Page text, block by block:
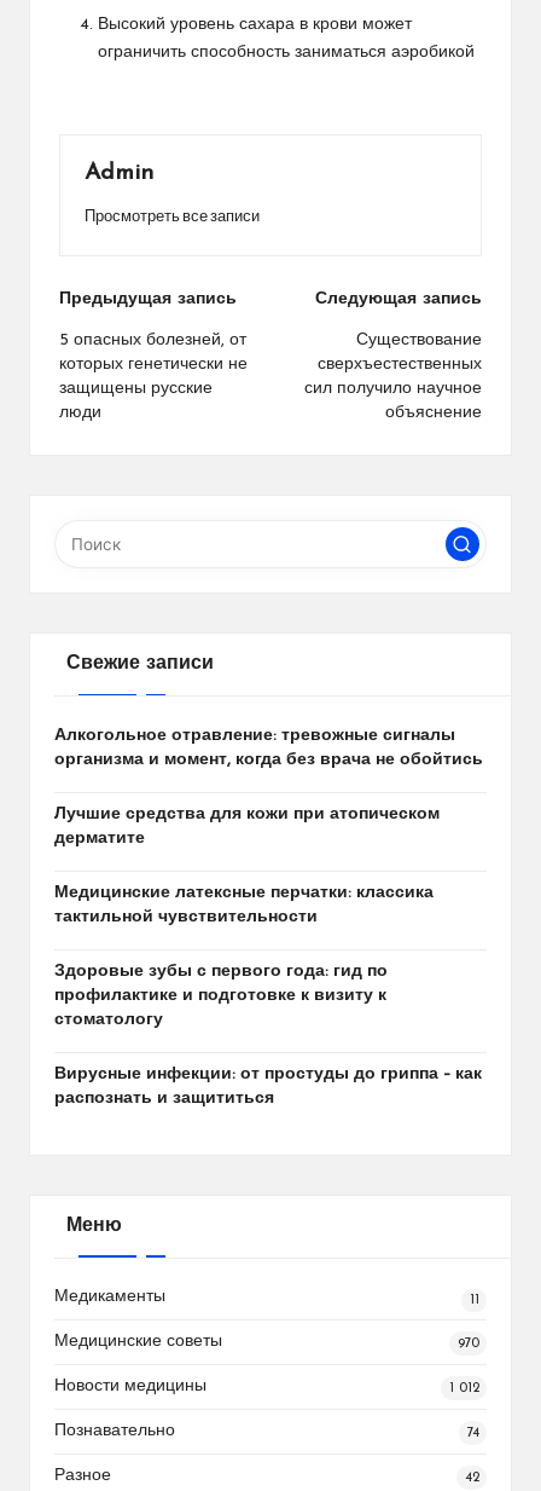
Высокий уровень сахара в крови может
ограничить способность заниматься аэробикой
Admin
Просмотреть все записи
Навигация
по
записям
Предыдущая запись
5 опасных болезней, от
которых генетически не
защищены русские
люди
Следующая запись
Существование
сверхъестественных
сил получило научное
объяснение
Свежие записи
Алкогольное отравление: тревожные сигналы
организма и момент, когда без врача не обойтись
Лучшие средства для кожи при атопическом
дерматите
Медицинские латексные перчатки: классика
тактильной чувствительности
Здоровые зубы с первого года: гид по
профилактике и подготовке к визиту к
стоматологу
Вирусные инфекции: от простуды до гриппа – как
распознать и защититься
Меню
Медикаменты
Медицинские советы 970
Новости медицины 1 012
Познавательно 74
Разное 42